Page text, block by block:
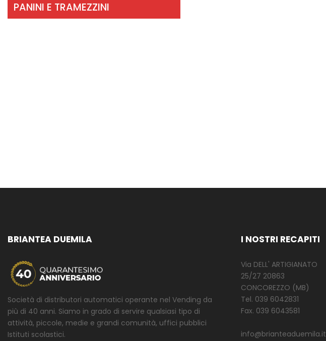
PANINI E TRAMEZZINI
BRIANTEA DUEMILA
Società di distributori automatici operante nel Vending da
più di 40 anni. Siamo in grado di servire qualsiasi tipo di
attività, piccole, medie e grandi comunità, uffici pubblici
Istituti scolastici.
I NOSTRI RECAPITI
Via DELL' ARTIGIANATO
25/27 20863
CONCOREZZO (MB)
Tel. 039 6042831
Fax. 039 6043581
info@brianteaduemila.it